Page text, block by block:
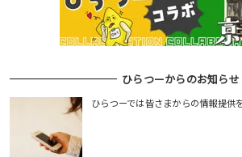
ひらつーからのお知らせ
ひらつーでは皆さまからの情報提供